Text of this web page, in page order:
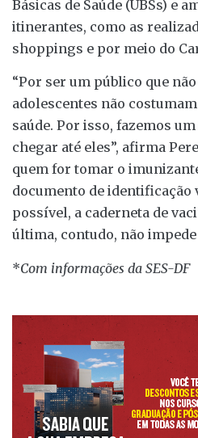
Básicas de Saúde (UBSs) e
itinerantes, como as
shoppings e por meio do
“Por ser um público que
adolescentes não
saúde. Por isso, fazemos
chegar até eles”, afirma
quem for tomar o
documento de identificação
possível, a caderneta de
última, contudo, não
*Com informações da SES-DF